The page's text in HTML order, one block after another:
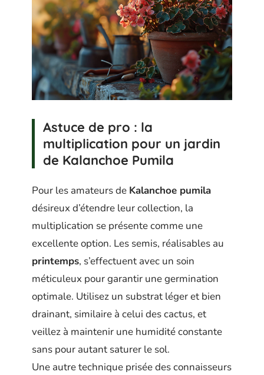
Astuce de pro : la
multiplication pour un jardin
de Kalanchoe Pumila
Pour les amateurs de Kalanchoe pumila
désireux d’étendre leur collection, la
multiplication se présente comme une
excellente option. Les semis, réalisables au
printemps, s’effectuent avec un soin
méticuleux pour garantir une germination
optimale. Utilisez un substrat léger et bien
drainant, similaire à celui des cactus, et
veillez à maintenir une humidité constante
sans pour autant saturer le sol.
Une autre technique prisée des connaisseurs